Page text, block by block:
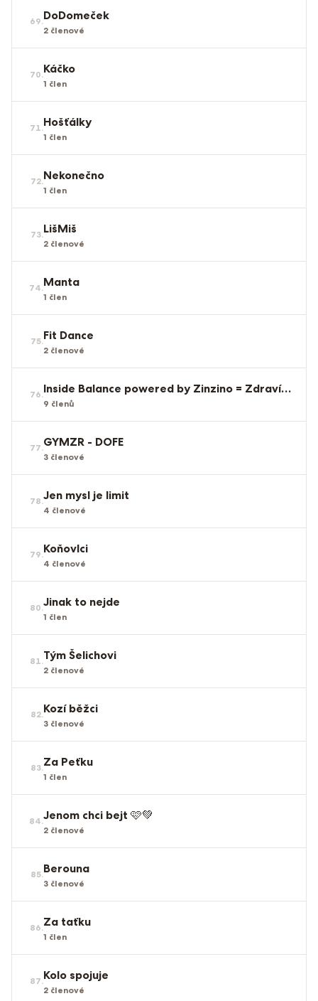
69.DoDomeček
2 členové
70.Káčko
1 člen
71.Hošťálky
1 člen
72.Nekonečno
1 člen
73.LišMiš
2 členové
74.Manta
1 člen
75.Fit Dance
2 členové
76. Inside Balance powered by Zinzino = Zdraví zevnitř
9 členů
77.GYMZR - DOFE
3 členové
78.Jen mysl je limit
4 členové
79.Koňovlci
4 členové
80.Jinak to nejde
1 člen
81.Tým Šelichovi
2 členové
82.Kozí běžci
3 členové
83.Za Peťku
1 člen
84.Jenom chci bejt 🩷💚
2 členové
85.Berouna
3 členové
86.Za taťku
1 člen
87.Kolo spojuje
2 členové